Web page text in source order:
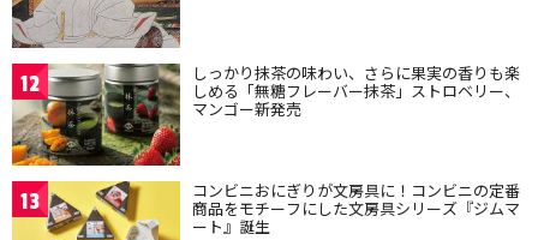
12 しっかり抹茶の味わい、さらに果実の香りも楽
しめる「無糖フレーバー抹茶」ストロベリー、
マンゴー新発売
13 コンビニおにぎりが文房具に！コンビニの定番
商品をモチーフにした文房具シリーズ『ジムマ
ート』誕生